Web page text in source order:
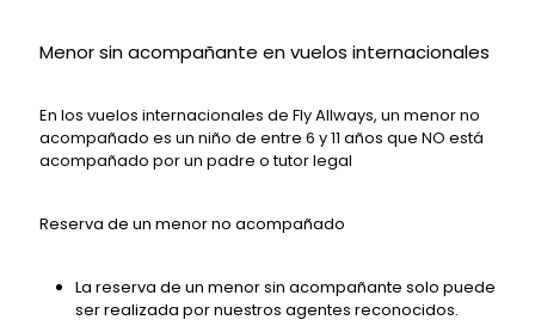
Menor sin acompañante en vuelos internacionales
En los vuelos internacionales de Fly Allways, un menor no
acompañado es un niño de entre 6 y 11 años que NO está
acompañado por un padre o tutor legal
Reserva de un menor no acompañado
La reserva de un menor sin acompañante solo puede
ser realizada por nuestros agentes reconocidos.